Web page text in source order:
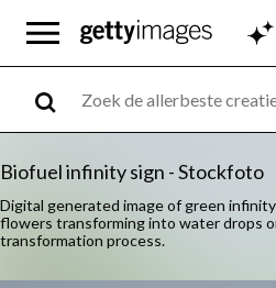
Biofuel infinity sign - Stockfoto
Digital generated image of green
flowers transforming into water drops
transformation process.